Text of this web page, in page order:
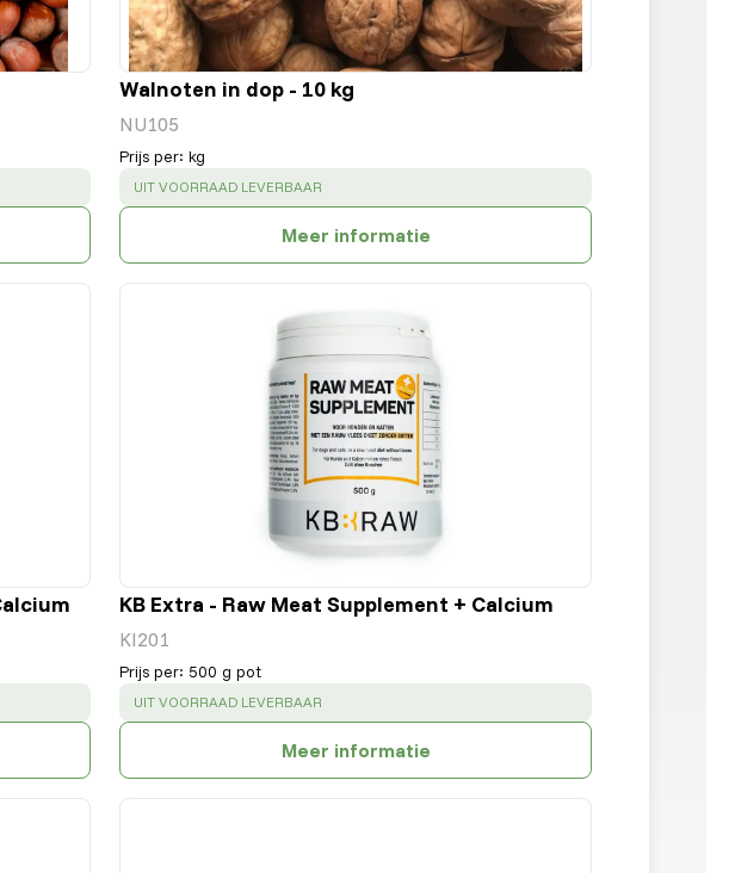
Walnoten in dop - 10 kg
NU105
Prijs per: kg
SUCCESS:
UIT VOORRAAD LEVERBAAR
Meer informatie
KB Extra - Raw Meat Supplement + Calcium
KI201
Prijs per: 500 g pot
SUCCESS:
UIT VOORRAAD LEVERBAAR
Meer informatie